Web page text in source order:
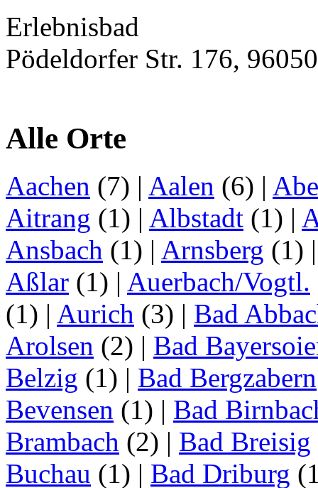
Erlebnisbad
Pödeldorfer Str. 176,
Alle Orte
Aachen (7) | Aalen (6) |
Aitrang (1) | Albstadt (1) |
Ansbach (1) | Arnsberg (1)
Aßlar (1) | Auerbach/Vogtl.
(1) | Aurich (3) | Bad
Arolsen (2) | Bad
Belzig (1) | Bad Bergzabern
Bevensen (1) | Bad
Brambach (2) | Bad Breisig
Buchau (1) | Bad Driburg